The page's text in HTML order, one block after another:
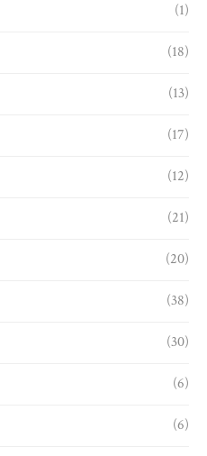
(1)
(18)
(13)
(17)
(12)
(21)
(20)
(38)
(30)
(6)
(6)